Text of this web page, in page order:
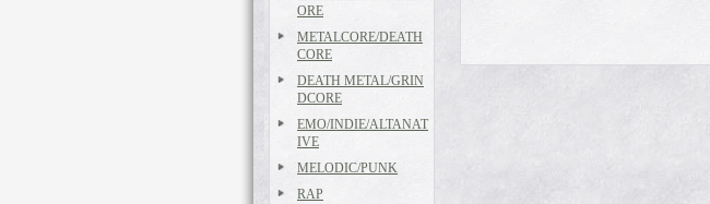
ORE
METALCORE/DEATH
CORE
DEATH METAL/GRIN
DCORE
EMO/INDIE/ALTANAT
IVE
MELODIC/PUNK
RAP